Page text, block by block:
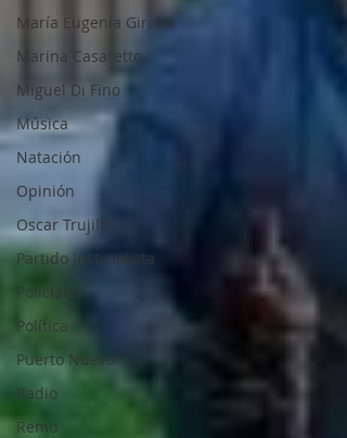
María Eugenia Giroldi
Marina Casaretto
Miguel Di Fino
Música
Natación
Opinión
Oscar Trujillo
Partido Justicialista
Policiales
Política
Puerto Nuevo
Radio
Remo